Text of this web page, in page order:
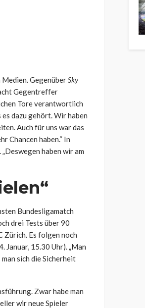
GegenüberSky
Gegentreffer
Tore verantwortlich
es dazu gehört. Wir haben
Auch für uns war das
Chancen haben.“ In
haben wir am
Bundesligamatch
drei Tests über 90
Zürich. Es folgen noch
Januar, 15.30 Uhr). „Man
sich die Sicherheit
Zwar habe man
wir neue Spieler